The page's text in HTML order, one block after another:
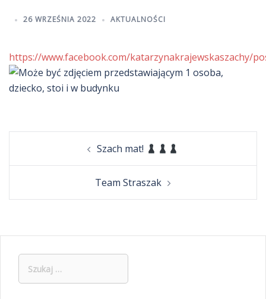
26 WRZEŚNIA 2022 AKTUALNOŚCI
https://www.facebook.com/katarzynakrajewskaszachy/
Szach mat!
Team Straszak